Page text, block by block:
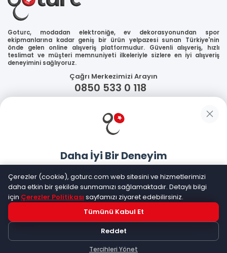
Goturc, modadan elektroniğe, ev dekorasyonundan spor
ekipmanlarına kadar geniş bir ürün yelpazesi sunan Türkiye'nin
önde gelen online alışveriş platformudur. Güvenli alışveriş, hızlı
teslimat ve müşteri memnuniyeti ilkeleriyle sizlere en iyi alışveriş
deneyimini sağlıyoruz.
Çağrı Merkezimizi Arayın
0850 533 0 118
Güvenliğiniz
Sosyal Medya
Mobil Uygulamalarımız
Daha İyi Bir Deneyim
Goturc mobil uygulamasıyla daha hızlı ve kolay alışveriş
yapın
Hemen Dene!
Uygulama yüklüyse açılacak, değilseGoogle Play'e
yönlendirileceksiniz
Çerezler (cookie), goturc.com web sitesini ve hizmetlerimizi
daha etkin bir şekilde sunmamızı sağlamaktadır. Detaylı bilgi
için Çerezler Politikası sayfamızı ziyaret edebilirsiniz.
Tümünü Kabul Et
Reddet
Tercihleri Yönet